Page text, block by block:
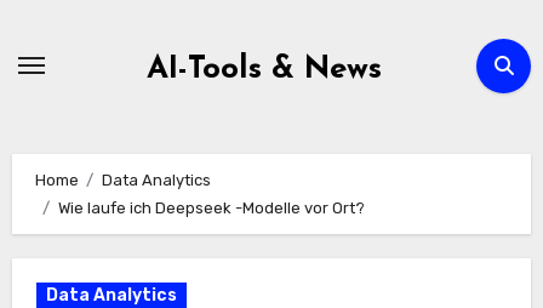
AI-Tools & News
Home
Data Analytics
Wie laufe ich Deepseek -Modelle vor Ort?
Data Analytics